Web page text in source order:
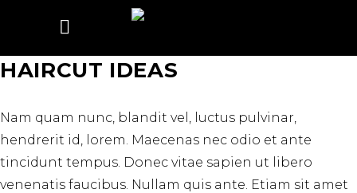
HAIRCUT IDEAS
Nam quam nunc, blandit vel, luctus pulvinar,
hendrerit id, lorem. Maecenas nec odio et ante
tincidunt tempus. Donec vitae sapien ut libero
venenatis faucibus. Nullam quis ante. Etiam sit amet